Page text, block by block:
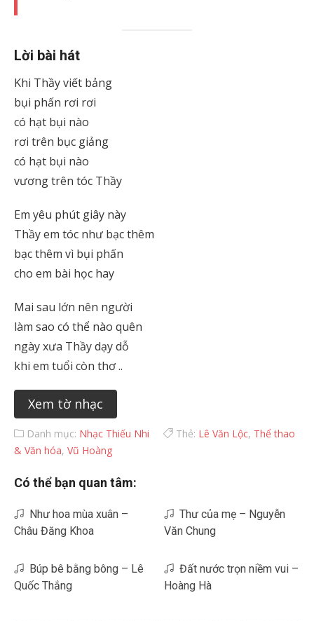
Lời bài hát
Khi Thầy viết bảng
bụi phấn rơi rơi
có hạt bụi nào
rơi trên bục giảng
có hạt bụi nào
vương trên tóc Thầy
Em yêu phút giây này
Thầy em tóc như bạc thêm
bạc thêm vì bụi phấn
cho em bài học hay
Mai sau lớn nên người
làm sao có thể nào quên
ngày xưa Thầy dạy dỗ
khi em tuổi còn thơ ..
Xem tờ nhạc
Danh mục: Nhạc Thiếu Nhi Thẻ: Lê Văn Lộc, Thể thao
& Văn hóa, Vũ Hoàng
Có thể bạn quan tâm:
Như hoa mùa xuân –
Châu Đăng Khoa
Thư của mẹ – Nguyễn
Văn Chung
Búp bê bằng bông – Lê
Quốc Thắng
Đất nước trọn niềm vui –
Hoàng Hà